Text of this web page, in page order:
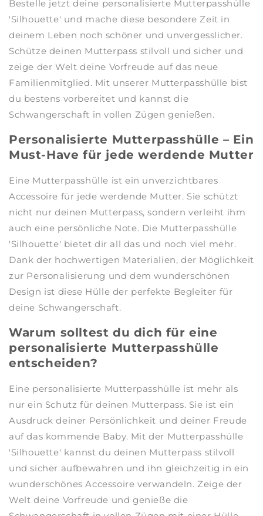
Bestelle jetzt deine personalisierte Mutterpasshülle
'Silhouette' und mache diese besondere Zeit in
deinem Leben noch schöner und unvergesslicher.
Schütze deinen Mutterpass stilvoll und sicher und
zeige der Welt deine Vorfreude auf das neue
Familienmitglied. Mit unserer Mutterpasshülle bist
du bestens vorbereitet und kannst die
Schwangerschaft in vollen Zügen genießen.
Personalisierte Mutterpasshülle – Ein
Must-Have für jede werdende Mutter
Eine Mutterpasshülle ist ein unverzichtbares
Accessoire für jede werdende Mutter. Sie schützt
nicht nur deinen Mutterpass, sondern verleiht ihm
auch eine persönliche Note. Die Mutterpasshülle
'Silhouette' bietet dir all das und noch viel mehr.
Dank der hochwertigen Materialien, der Möglichkeit
zur Personalisierung und dem wunderschönen
Design ist diese Hülle der perfekte Begleiter für
deine Schwangerschaft.
Warum solltest du dich für eine
personalisierte Mutterpasshülle
entscheiden?
Eine personalisierte Mutterpasshülle ist mehr als
nur ein Schutz für deinen Mutterpass. Sie ist ein
Ausdruck deiner Persönlichkeit und deiner Freude
auf das kommende Baby. Mit der Mutterpasshülle
'Silhouette' kannst du deinen Mutterpass stilvoll
und sicher aufbewahren und ihn gleichzeitig in ein
wunderschönes Accessoire verwandeln. Zeige der
Welt deine Vorfreude und genieße die